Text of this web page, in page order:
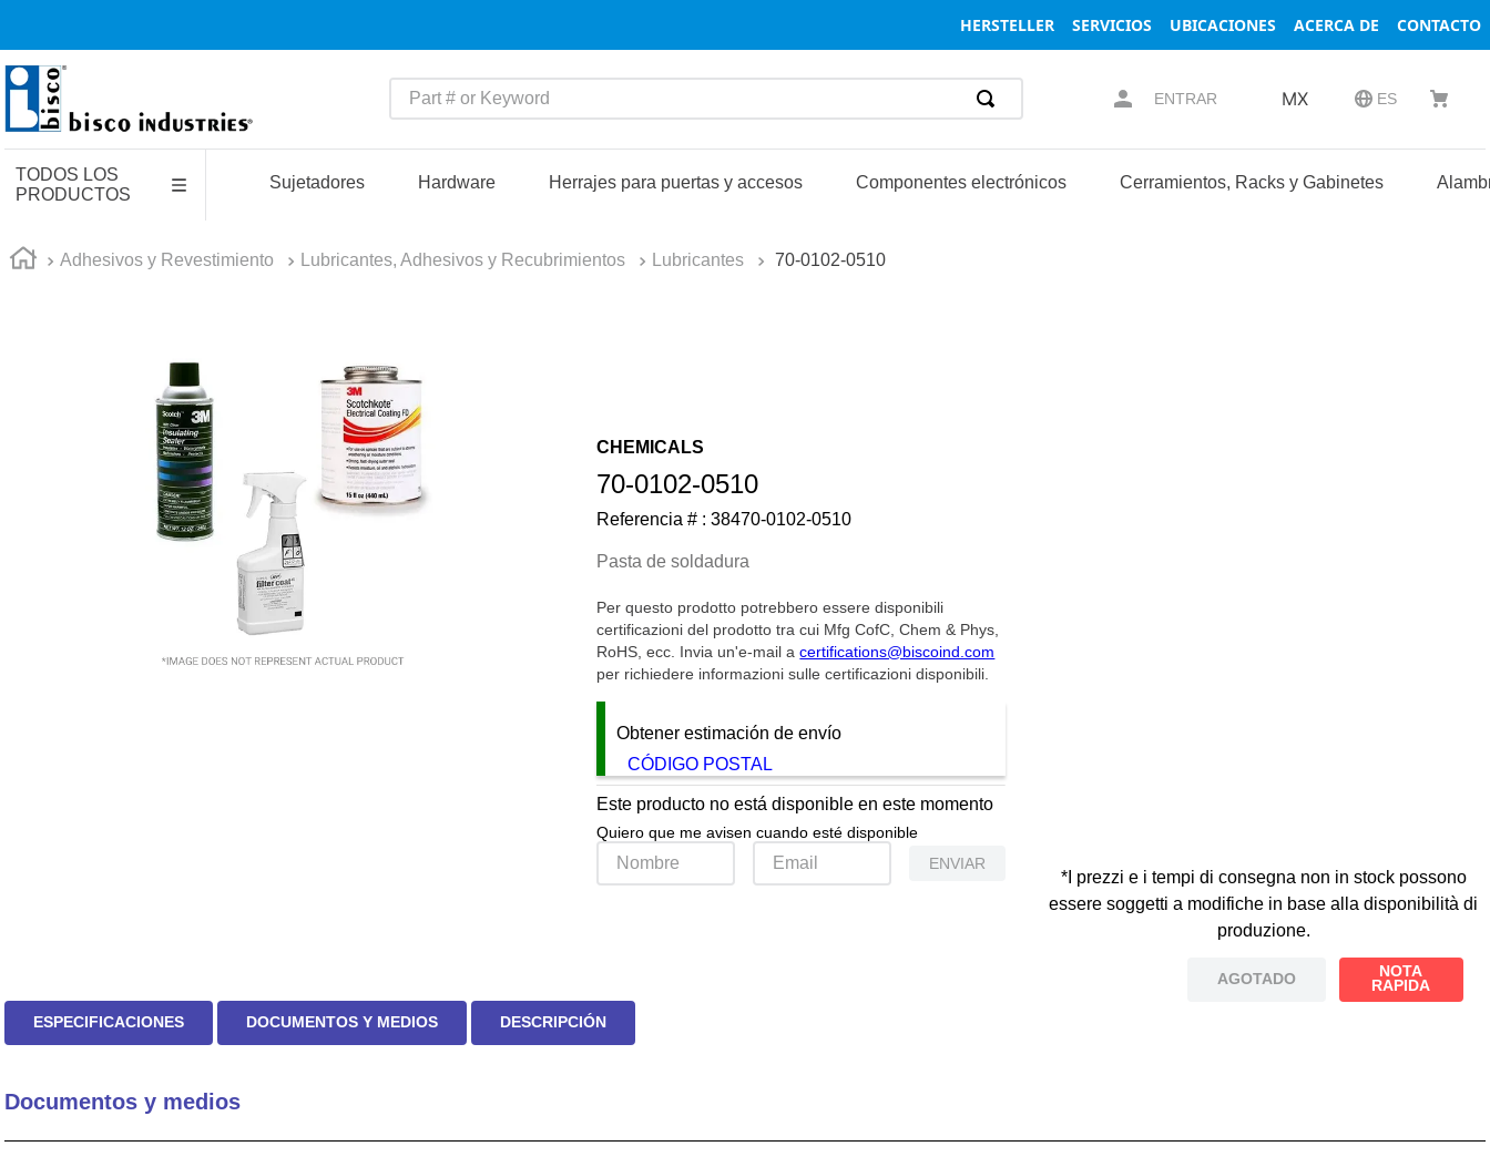
HERSTELLER SERVICIOS UBICACIONES ACERCA DE CONTACTO
Part # or Keyword
ENTRAR MX ES
TODOS LOS
PRODUCTOS
Sujetadores Hardware Herrajes para puertas y accesos Componentes electrónicos Cerramientos, Racks y Gabinetes
Adhesivos y Revestimiento Lubricantes, Adhesivos y Recubrimientos Lubricantes 70-0102-0510
CHEMICALS
70-0102-0510
Referencia # :38470-0102-0510
Pasta de soldadura
Per questo prodotto potrebbero essere disponibili
certificazioni del prodotto tra cui Mfg CofC, Chem & Phys,
RoHS, ecc. Invia un'e-mail acertifications@biscoind.com
per richiedere informazioni sulle certificazioni disponibili.
Obtener estimación de envío
CÓDIGO POSTAL
Este producto no está disponible en este momento
Quiero que me avisen cuando esté disponible
ENVIAR
*I prezzi e i tempi di consegna non in stock possono
essere soggetti a modifiche in base alla disponibilità di
produzione.
AGOTADO
NOTA
RAPIDA
ESPECIFICACIONES DOCUMENTOS Y MEDIOS DESCRIPCIÓN
Documentos y medios
1.
latch
3 .
captive
relays
southco r4
compression latches
9
electronics